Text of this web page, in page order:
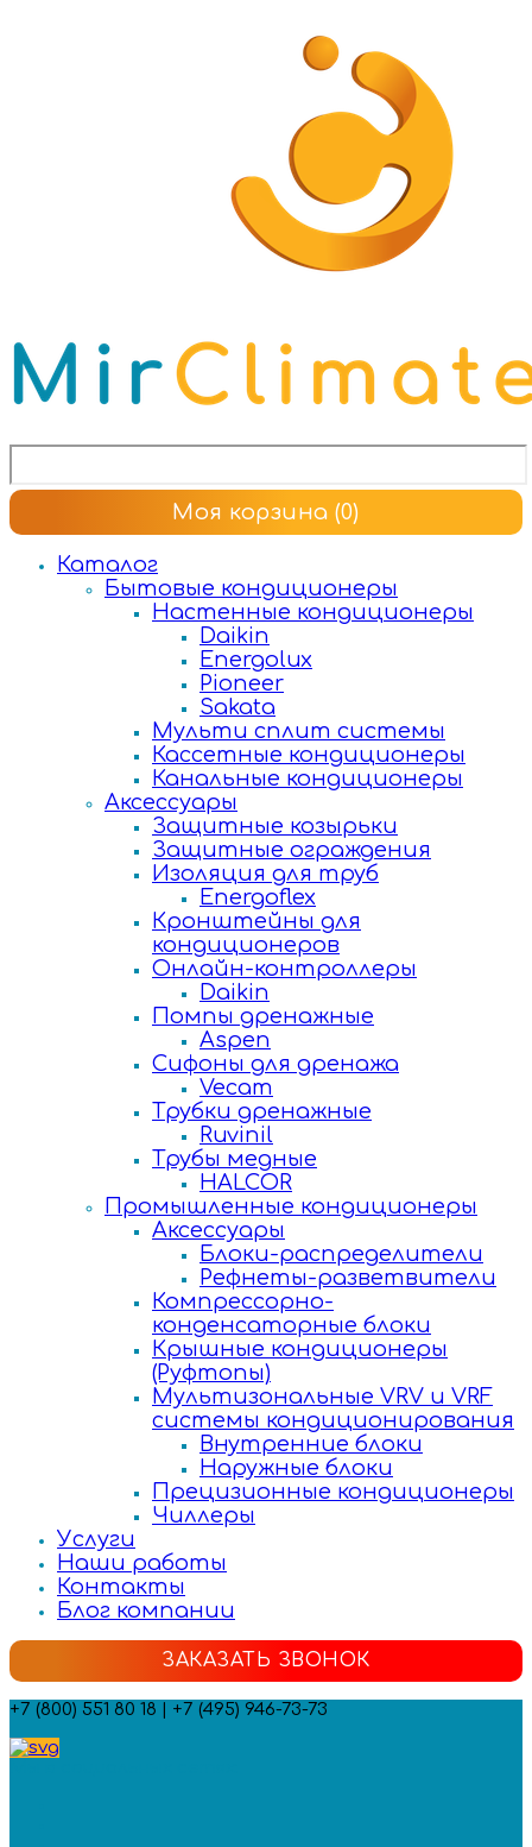
Моя корзина (0)
Каталог
Бытовые кондиционеры
Настенные кондиционеры
Daikin
Energolux
Pioneer
Sakata
Мульти сплит системы
Кассетные кондиционеры
Канальные кондиционеры
Аксессуары
Защитные козырьки
Защитные ограждения
Изоляция для труб
Energoflex
Кронштейны для
кондиционеров
Онлайн-контроллеры
Daikin
Помпы дренажные
Aspen
Сифоны для дренажа
Vecam
Трубки дренажные
Ruvinil
Трубы медные
HALCOR
Промышленные кондиционеры
Аксессуары
Блоки-распределители
Рефнеты-разветвители
Компрессорно-
конденсаторные блоки
Крышные кондиционеры
(Руфтопы)
Мультизональные VRV и VRF
системы кондиционирования
Внутренние блоки
Наружные блоки
Прецизионные кондиционеры
Чиллеры
Услуги
Наши работы
Контакты
Блог компании
ЗАКАЗАТЬ ЗВОНОК
+7 (800) 551 80 18 | +7 (495) 946-73-73